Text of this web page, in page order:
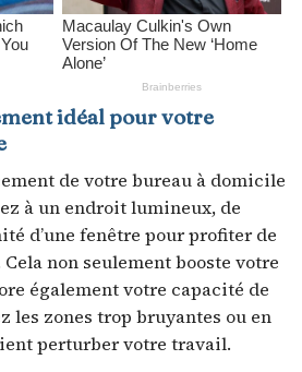
idéal pour votre
de votre bureau à domicile
à un endroit lumineux, de
d’une fenêtre pour profiter de
non seulement booste votre
également votre capacité de
les zones trop bruyantes ou en
perturber votre travail.